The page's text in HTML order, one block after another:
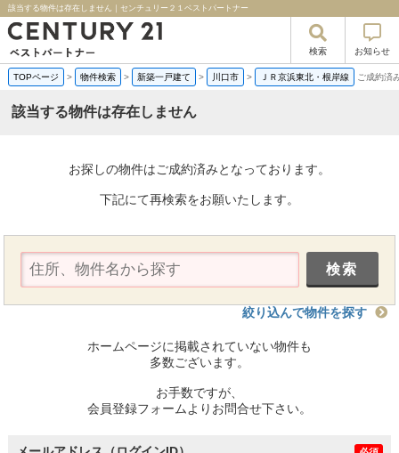
該当する物件は存在しません｜センチュリー２１ベストパートナー
検索 お知らせ
TOPページ > 物件検索 > 新築一戸建て > 川口市 > ＪＲ京浜東北・根岸線 ご成約済
該当する物件は存在しません
お探しの物件はご成約済みとなっております。
下記にて再検索をお願いたします。
絞り込んで物件を探す
ホームページに掲載されていない物件も
多数ございます。
お手数ですが、
会員登録フォームよりお問合せ下さい。